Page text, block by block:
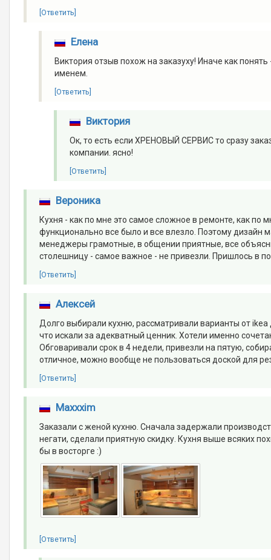
[Ответить]
Елена
Виктория отзыв похож на заказуху! Иначе как
именем.
[Ответить]
Виктория
Ок, то есть если ХРЕНОВЫЙ СЕРВИС то сразу
компании. ясно!
[Ответить]
Вероника
Кухня - как по мне это самое сложное в ремонте, как
функционально все было и все влезло. Поэтому дизайн
менеджеры грамотные, в общении приятные, все
столешницу - самое важное - не привезли. Пришлось в
[Ответить]
Алексей
Долго выбирали кухню, рассматривали варианты от
что искали за адекватный ценник. Хотели именно
Обговаривали срок в 4 недели, привезли на пятую,
отличное, можно вообще не пользоваться доской для
[Ответить]
Maxxxim
Заказали с женой кухню. Сначала задержали
негати, сделали приятную скидку. Кухня выше всяких
бы в восторге :)
[Ответить]